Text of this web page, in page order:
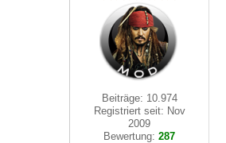
Beiträge: 10.974
Registriert seit: Nov
2009
Bewertung:287